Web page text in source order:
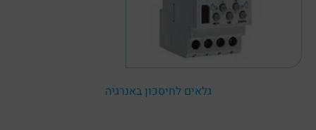
גלאים לחיסכון באנרגיה